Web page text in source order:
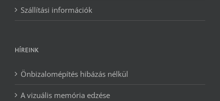
Szállítási információk
HÍREINK
Önbizalomépítés hibázás nélkül
A vizuális memória edzése